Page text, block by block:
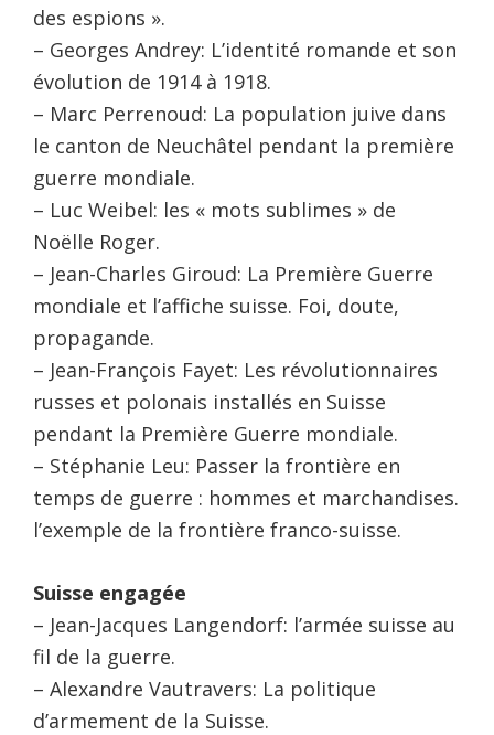
des espions ».
– Georges Andrey: L’identité romande et son
évolution de 1914 à 1918.
– Marc Perrenoud: La population juive dans
le canton de Neuchâtel pendant la première
guerre mondiale.
– Luc Weibel: les « mots sublimes » de
Noëlle Roger.
– Jean-Charles Giroud: La Première Guerre
mondiale et l’affiche suisse. Foi, doute,
propagande.
– Jean-François Fayet: Les révolutionnaires
russes et polonais installés en Suisse
pendant la Première Guerre mondiale.
– Stéphanie Leu: Passer la frontière en
temps de guerre : hommes et marchandises.
l’exemple de la frontière franco-suisse.
Suisse engagée
– Jean-Jacques Langendorf: l’armée suisse au
fil de la guerre.
– Alexandre Vautravers: La politique
d’armement de la Suisse.